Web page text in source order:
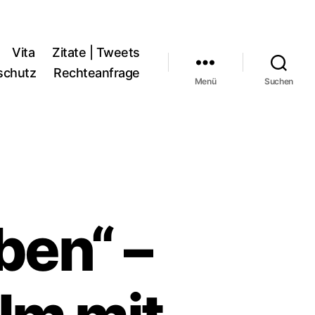
Vita
Zitate | Tweets
Rechteanfrage
Menü Suchen
–